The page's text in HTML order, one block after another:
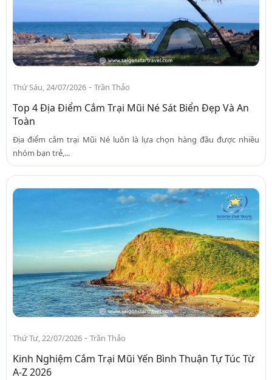
Thứ Sáu, 24/07/2026 - Trần Thảo
Top 4 Địa Điểm Cắm Trại Mũi Né Sát Biển Đẹp Và An
Toàn
Địa điểm cắm trại Mũi Né luôn là lựa chọn hàng đầu được nhiều
nhóm bạn trẻ,...
Thứ Tư, 22/07/2026 - Trần Thảo
Kinh Nghiệm Cắm Trại Mũi Yến Bình Thuận Tự Túc Từ
A-Z 2026